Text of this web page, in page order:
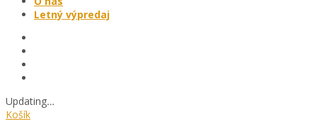
Letný výpredaj
Updating…
Košík